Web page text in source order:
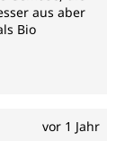
aus aber
Bio
vor 1 Jahr